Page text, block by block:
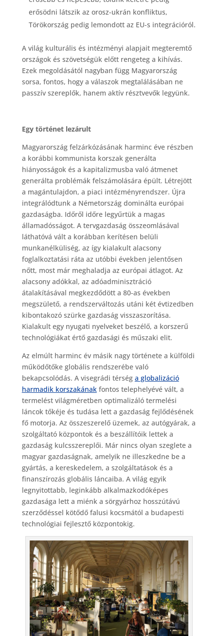
erősödni látszik az orosz-ukrán konfliktus,
Törökország pedig lemondott az EU-s integrációról.
A világ kulturális és intézményi alapjait megteremtő
országok és szövetségük előtt rengeteg a kihívás.
Ezek megoldásától nagyban függ Magyarország
sorsa, fontos, hogy a válaszok megtalálásában ne
passzív szereplők, hanem aktív résztvevők legyünk.
Egy történet lezárult
Magyarország felzárkózásának harminc éve részben
a korábbi kommunista korszak generálta
hiányosságok és a kapitalizmusba való átmenet
generálta problémák felszámolására épült. Létrejött
a magántulajdon, a piaci intézményrendszer. Újra
integrálódtunk a Németország dominálta európai
gazdaságba. Időről időre legyűrtük a magas
államadósságot. A tervgazdaság összeomlásával
láthatóvá vált a korábban kerítésen belüli
munkanélküliség, az így kialakult alacsony
foglalkoztatási ráta az utóbbi években jelentősen
nőtt, most már meghaladja az európai átlagot. Az
alacsony adókkal, az adóadminisztráció
átalakításával megkezdődött a 80-as években
megszülető, a rendszerváltozás utáni két évtizedben
kibontakozó szürke gazdaság visszaszorítása.
Kialakult egy nyugati nyelveket beszélő, a korszerű
technológiákat értő gazdasági és műszaki elit.
Az elmúlt harminc év másik nagy története a külföldi
működőtőke globális rendszerébe való
bekapcsolódás. A visegrádi térség a globalizáció
harmadik korszakának fontos telephelyévé vált, a
termelést világméretben optimalizáló termelési
láncok tőkéje és tudása lett a gazdaság fejlődésének
fő motorja. Az összeszerelő üzemek, az autógyárak, a
szolgáltató központok és a beszállítóik lettek a
gazdaság kulcsszereplői. Már nincs olyan szeglete a
magyar gazdaságnak, amelyik ne illeszkedne be a
gyártás, a kereskedelem, a szolgáltatások és a
finanszírozás globális láncaiba. A világ egyik
legnyitottabb, leginkább alkalmazkodóképes
gazdasága lett a miénk a sörgyárhoz hosszútávú
szerződéssel kötődő falusi kocsmától a budapesti
technológiai fejlesztő központokig.